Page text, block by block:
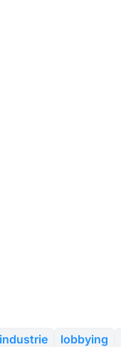
industrie lobbying